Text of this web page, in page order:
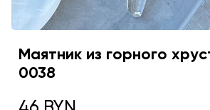
Маятник из горного
0038